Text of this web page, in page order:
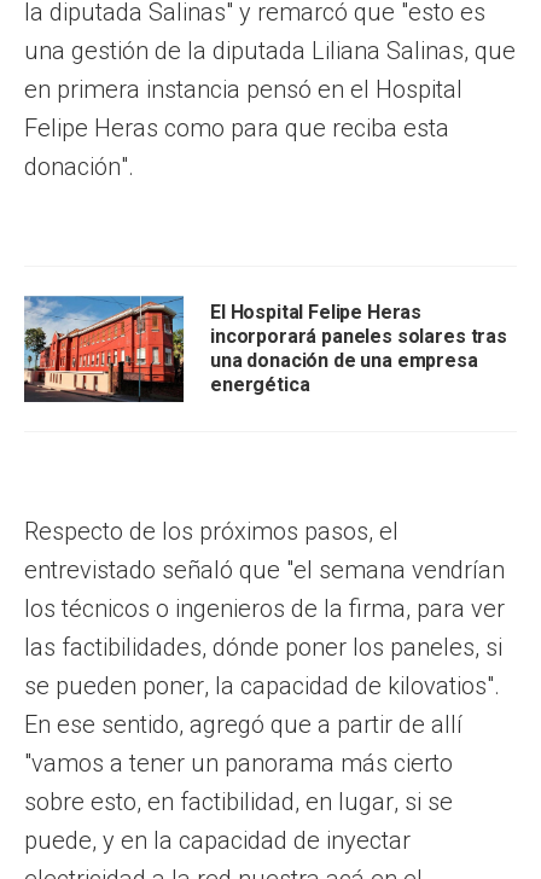
la diputada Salinas" y remarcó que "esto es
una gestión de la diputada Liliana Salinas, que
en primera instancia pensó en el Hospital
Felipe Heras como para que reciba esta
donación".
El Hospital Felipe Heras
incorporará paneles solares tras
una donación de una empresa
energética
Respecto de los próximos pasos, el
entrevistado señaló que "el semana vendrían
los técnicos o ingenieros de la firma, para ver
las factibilidades, dónde poner los paneles, si
se pueden poner, la capacidad de kilovatios".
En ese sentido, agregó que a partir de allí
"vamos a tener un panorama más cierto
sobre esto, en factibilidad, en lugar, si se
puede, y en la capacidad de inyectar